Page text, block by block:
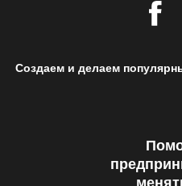
Создаем и делаем